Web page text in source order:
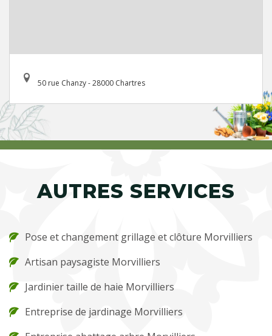
50 rue Chanzy - 28000 Chartres
AUTRES SERVICES
Pose et changement grillage et clôture Morvilliers
Artisan paysagiste Morvilliers
Jardinier taille de haie Morvilliers
Entreprise de jardinage Morvilliers